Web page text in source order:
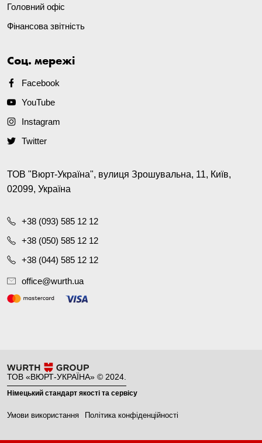
Головний офіс
Фінансова звітність
Соц. мережі
Facebook
YouTube
Instagram
Twitter
ТОВ "Вюрт-Україна", вулиця Зрошувальна, 11, Київ,
02099, Україна
+38 (093) 585 12 12
+38 (050) 585 12 12
+38 (044) 585 12 12
office@wurth.ua
ТОВ «ВЮРТ-УКРАЇНА» © 2024.
Німецький стандарт якості та сервісу
Умови використання Політика конфіденційності